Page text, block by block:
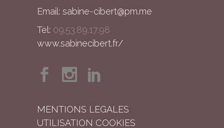
Email: sabine-cibert@pm.me
Tel: 09.53.89.17.98
www.sabinecibert.fr/
MENTIONS LEGALES
UTILISATION COOKIES